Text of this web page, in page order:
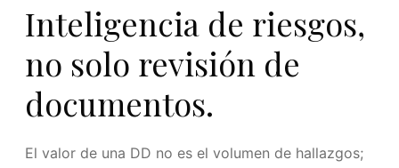
Material litigation pending — €2.4M exposure from a
claim filed in Hamburg District Court. Trial date set for
📄 Legal_Risk_Register.xlsx
Inteligencia de riesgos,
no solo revisión de
documentos.
El valor de una DD no es el volumen de hallazgos;